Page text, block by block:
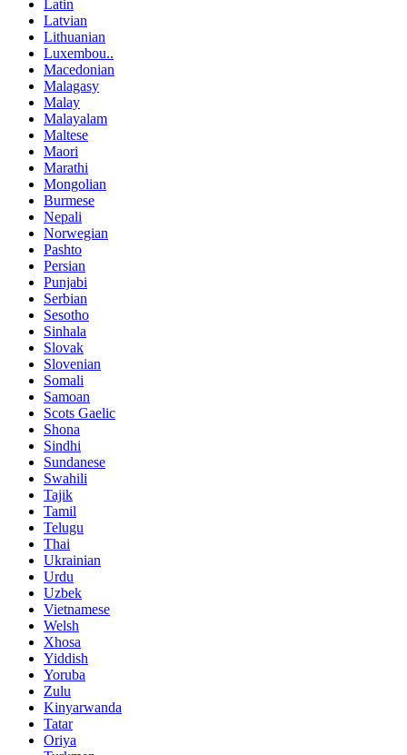
Latin
Latvian
Lithuanian
Luxembou..
Macedonian
Malagasy
Malay
Malayalam
Maltese
Maori
Marathi
Mongolian
Burmese
Nepali
Norwegian
Pashto
Persian
Punjabi
Serbian
Sesotho
Sinhala
Slovak
Slovenian
Somali
Samoan
Scots Gaelic
Shona
Sindhi
Sundanese
Swahili
Tajik
Tamil
Telugu
Thai
Ukrainian
Urdu
Uzbek
Vietnamese
Welsh
Xhosa
Yiddish
Yoruba
Zulu
Kinyarwanda
Tatar
Oriya